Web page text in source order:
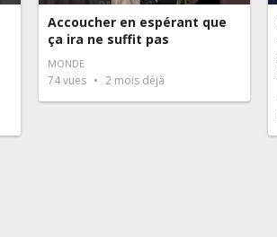
Accoucher en espérant que
ça ira ne suffit pas
MONDE
74vues 2 mois déjà